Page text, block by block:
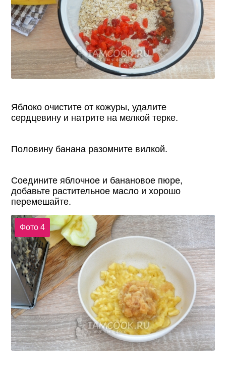
Яблоко очистите от кожуры, удалите
сердцевину и натрите на мелкой терке.
Половину банана разомните вилкой.
Соедините яблочное и банановое пюре,
добавьте растительное масло и хорошо
перемешайте.
Фото 4